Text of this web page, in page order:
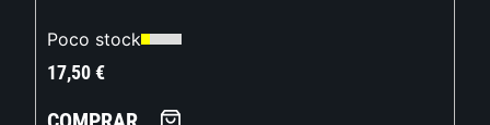
Poco stock
17,50€